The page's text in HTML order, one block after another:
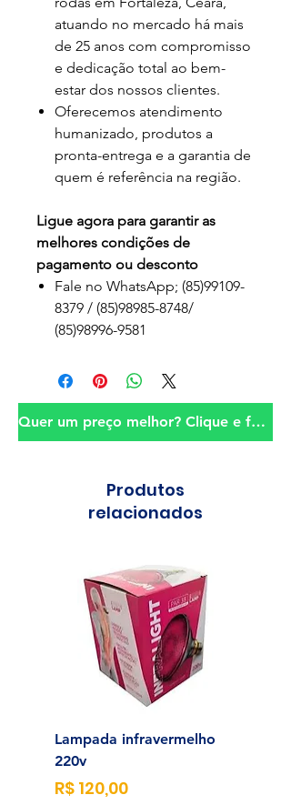
atuando no mercado há mais
de 25 anos com compromisso
e dedicação total ao bem-
estar dos nossos clientes.
Oferecemos atendimento
humanizado, produtos a
pronta-entrega e a garantia de
quem é referência na região.
Ligue agora para garantir as
melhores condições de
pagamento ou desconto
Fale no WhatsApp; (85)99109-
8379 / (85)98985-8748/
(85)98996-9581
Quer um preço melhor? Clique e fale conosco!
Produtos
relacionados
Lampada infravermelho
220v
Preço
R$ 120,00